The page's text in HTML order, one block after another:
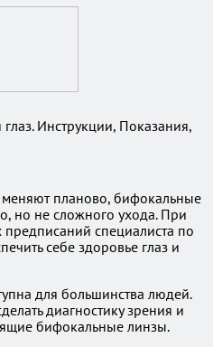
Инструкции, Показания,
планово, бифокальные
но не сложного ухода. При
специалиста по
себе здоровье глаз и
для большинства людей.
диагностику зрения и
бифокальные линзы.